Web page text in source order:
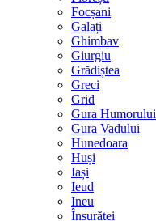
Focșani
Galați
Ghimbav
Giurgiu
Grădiștea
Greci
Grid
Gura Humorului
Gura Vadului
Hunedoara
Huși
Iași
Ieud
Ineu
Însurăței